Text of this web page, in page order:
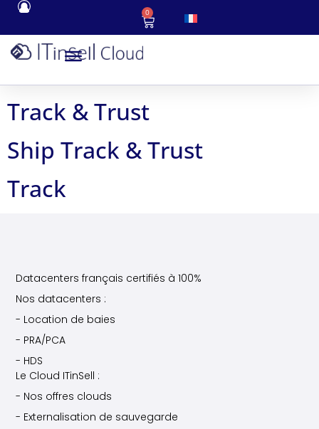
0
Track & Trust
Ship Track & Trust
Track
Datacenters français certifiés à 100%
Nos datacenters :
- Location de baies
- PRA/PCA
- HDS
Le Cloud ITinSell :
- Nos offres clouds
- Externalisation de sauvegarde